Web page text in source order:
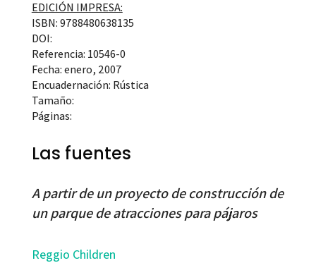
EDICIÓN IMPRESA:
ISBN: 9788480638135
DOI:
Referencia: 10546-0
Fecha: enero, 2007
Encuadernación: Rústica
Tamaño:
Páginas:
Las fuentes
A partir de un proyecto de construcción de
un parque de atracciones para pájaros
Reggio Children